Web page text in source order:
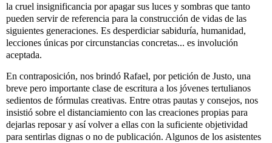
la cruel insignificancia por apagar sus luces y sombras que tanto
pueden servir de referencia para la construcción de vidas de las
siguientes generaciones. Es desperdiciar sabiduría, humanidad,
lecciones únicas por circunstancias concretas... es involución
aceptada.
En contraposición, nos brindó Rafael, por petición de Justo, una
breve pero importante clase de escritura a los jóvenes tertulianos
sedientos de fórmulas creativas. Entre otras pautas y consejos, nos
insistió sobre el distanciamiento con las creaciones propias para
dejarlas reposar y así volver a ellas con la suficiente objetividad
para sentirlas dignas o no de publicación. Algunos de los asistentes